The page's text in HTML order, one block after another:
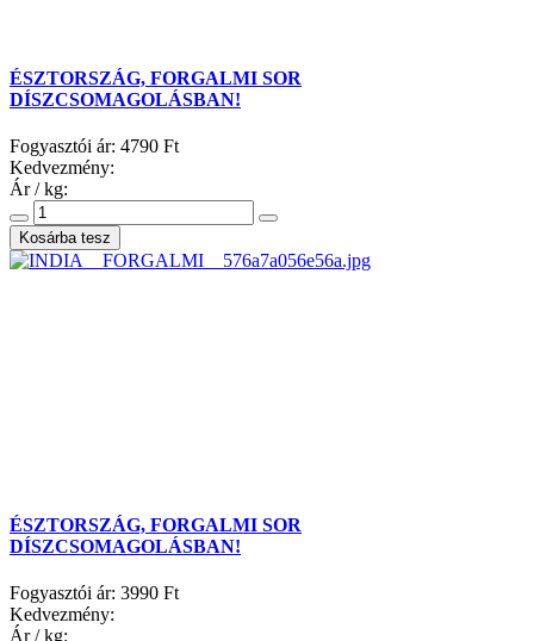
ÉSZTORSZÁG, FORGALMI SOR
DÍSZCSOMAGOLÁSBAN!
Fogyasztói ár: 4790 Ft
Kedvezmény:
Ár / kg:
ÉSZTORSZÁG, FORGALMI SOR
DÍSZCSOMAGOLÁSBAN!
Fogyasztói ár: 3990 Ft
Kedvezmény:
Ár / kg: